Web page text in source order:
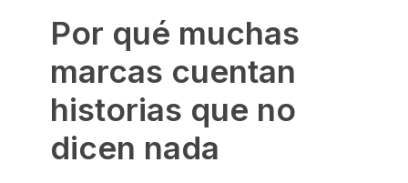
Por qué muchas
marcas cuentan
historias que no
dicen nada